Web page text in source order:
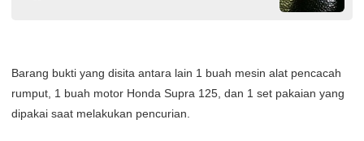
Barang bukti yang disita antara lain 1 buah mesin alat pencacah
rumput, 1 buah motor Honda Supra 125, dan 1 set pakaian yang
dipakai saat melakukan pencurian.